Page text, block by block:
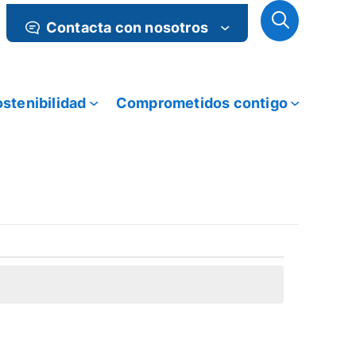
Contacta con nosotros
Comprometidos contigo